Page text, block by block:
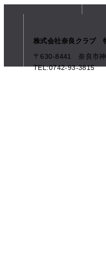
株式会社奈良クラブ
〒630-8441 奈良市
TEL:0742-93-3815